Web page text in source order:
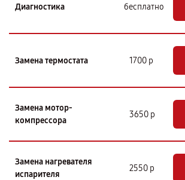
Диагностика бесплатно
Замена термостата 1700 р
Замена мотор-
компрессора
3650 р
Замена нагревателя
испарителя
2550 р